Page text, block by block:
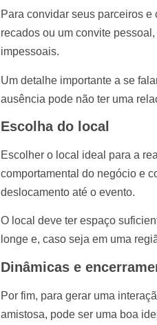
Para convidar seus parceiros
recados ou um convite
impessoais.
Um detalhe importante a se
ausência pode não ter uma
Escolha do local
Escolher o local ideal para a
comportamental do negócio e
deslocamento até o evento.
O local deve ter espaço
longe e, caso seja em uma
Dinâmicas e
Por fim, para gerar uma
amistosa, pode ser uma boa